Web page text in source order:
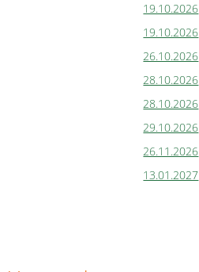
19.10.2026
19.10.2026
26.10.2026
28.10.2026
28.10.2026
29.10.2026
26.11.2026
13.01.2027